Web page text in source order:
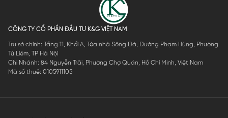
CÔNG TY CỔ PHẦN ĐẦU TƯ K&G VIỆT NAM
Trụ sở chính: Tầng 11, Khối A, Tòa nhà Sông Đà, Đường Phạm Hùng, Phường
Từ Liêm, TP Hà Nội
Chi Nhánh: 84 Nguyễn Trãi, Phường Chợ Quán, Hồ Chí Minh, Việt Nam
Mã số thuế: 0105911105